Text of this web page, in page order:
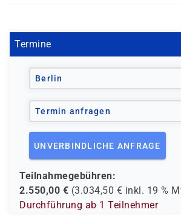
Termine
Berlin
Termin anfragen
UNVERBINDLICHE ANFRAGE
Teilnahmegebühren:
2.550,00 € (3.034,50 € inkl. 19 %
Durchführung ab 1 Teilnehmer